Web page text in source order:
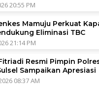
20:55 PM
Mamuju Perkuat
Eliminasi TBC
21:14 PM
Resmi Pimpin
Sampaikan Apresiasi
08:37 AM